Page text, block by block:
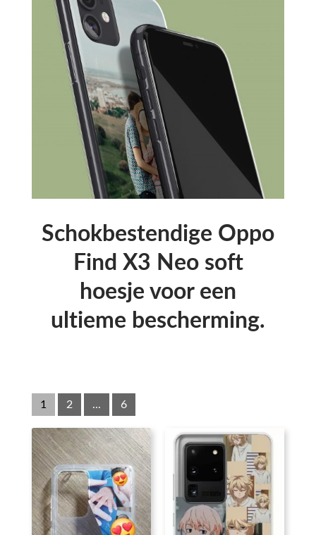
Schokbestendige Oppo
Find X3 Neo soft
hoesje voor een
ultieme bescherming.
1 2 ... 6